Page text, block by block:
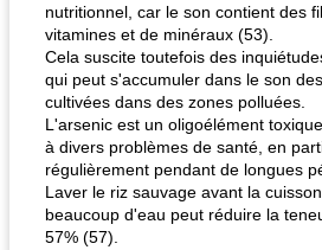
nutritionnel, car le son contient des
vitamines et de minéraux (53).
Cela suscite toutefois des
qui peut s'accumuler dans le son
cultivées dans des zones polluées.
L'arsenic est un oligoélément
à divers problèmes de santé, en
régulièrement pendant de longues
Laver le riz sauvage avant la
beaucoup d'eau peut réduire la
57% (57).